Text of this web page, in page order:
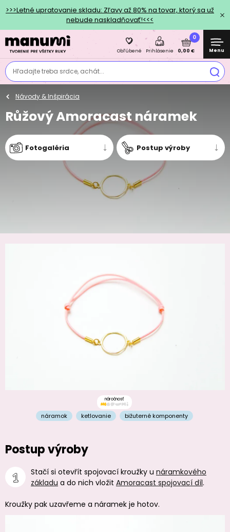
>>>Letné upratovanie skladu: Zľavy až 80% na tovar, ktorý sa už
nebude naskladňovať!<<<
Hľadajte treba srdce, achát...
Obľúbené Prihlásenie
0
0,00 € Menu
Návody & Inšpirácia
Růžový Amoracast náramek
Fotogaléria Postup výroby
náročnosť
náramok ketlovanie bižuterné komponenty
Postup výroby
Stačí si otevřít spojovací kroužky u náramkového
základu a do nich vložit Amoracast spojovací díl.
Kroužky pak uzavřeme a náramek je hotov.